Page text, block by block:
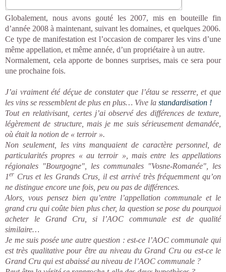
Globalement, nous avons gouté les 2007, mis en bouteille fin
d’année 2008 à maintenant, suivant les domaines, et quelques 2006.
Ce type de manifestation est l’occasion de comparer les vins d’une
même appellation, et même année, d’un propriétaire à un autre.
Normalement, cela apporte de bonnes surprises, mais ce sera pour
une prochaine fois.
J’ai vraiment été déçue de constater que l’étau se resserre, et que
les vins se ressemblent de plus en plus… Vive la standardisation !
Tout en relativisant, certes j’ai observé des différences de texture,
légèrement de structure, mais je me suis sérieusement demandée,
où était la notion de « terroir ».
Non seulement, les vins manquaient de caractère personnel, de
particularités propres « au terroir », mais entre les appellations
régionales "Bourgogne", les communales "Vosne-Romanée", les
1er Crus et les Grands Crus, il est arrivé très fréquemment qu’on
ne distingue encore une fois, peu ou pas de différences.
Alors, vous pensez bien qu’entre l’appellation communale et le
grand cru qui coûte bien plus cher, la question se pose du pourquoi
acheter le Grand Cru, si l’AOC communale est de qualité
similaire…
Je me suis posée une autre question : est-ce l’AOC communale qui
est très qualitative pour être au niveau du Grand Cru ou est-ce le
Grand Cru qui est abaissé au niveau de l’AOC communale ?